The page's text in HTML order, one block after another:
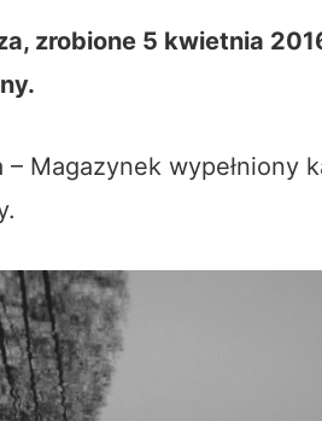
zrobione 5 kwietnia
Magazynek wypełniony